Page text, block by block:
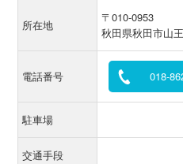
所在地
〒010-0953
秋田県秋田市山
電話番号 018-
駐車場
交通手段